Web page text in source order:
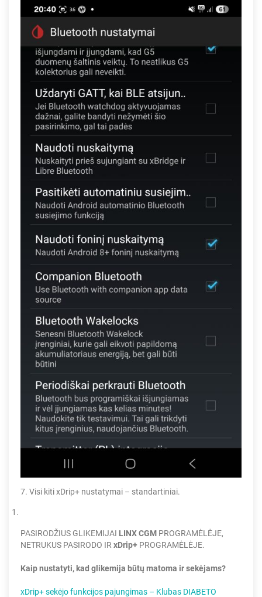
7. Visi kiti xDrip+ nustatymai – standartiniai.
PASIRODŽIUS GLIKEMIJAI LINX CGM PROGRAMĖLĖJE,
NETRUKUS PASIRODO IR xDrip+ PROGRAMĖLĖJE.
Kaip nustatyti, kad glikemija būtų matoma ir sekėjams?
xDrip+ sekėjo funkcijos pajungimas – Klubas DIABETO